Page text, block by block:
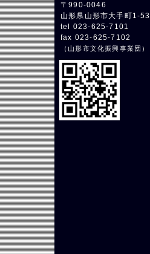
〒990-0046
山形県山形市大手町1-53
tel 023-625-7101
fax 023-625-7102
（山形市文化振興事業団 ）